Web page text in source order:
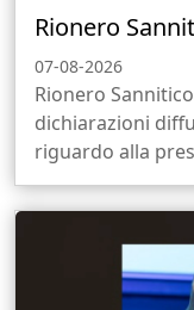
Rionero
07-08-2026
Rionero
dichiarazioni
riguardo alla